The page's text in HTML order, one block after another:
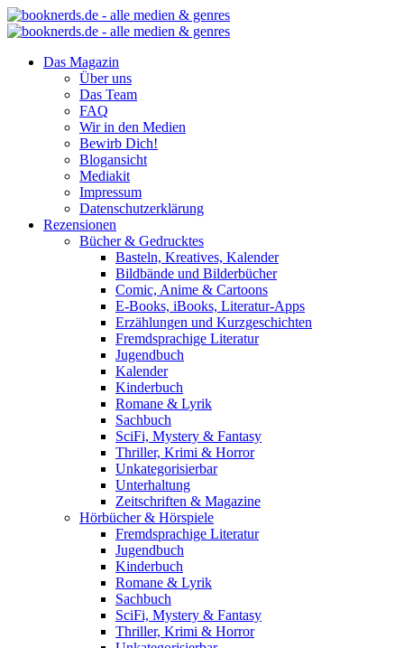
Das Magazin
Über uns
Das Team
FAQ
Wir in den Medien
Bewirb Dich!
Blogansicht
Mediakit
Impressum
Datenschutzerklärung
Rezensionen
Bücher & Gedrucktes
Basteln, Kreatives, Kalender
Bildbände und Bilderbücher
Comic, Anime & Cartoons
E-Books, iBooks, Literatur-Apps
Erzählungen und Kurzgeschichten
Fremdsprachige Literatur
Jugendbuch
Kalender
Kinderbuch
Romane & Lyrik
Sachbuch
SciFi, Mystery & Fantasy
Thriller, Krimi & Horror
Unkategorisierbar
Unterhaltung
Zeitschriften & Magazine
Hörbücher & Hörspiele
Fremdsprachige Literatur
Jugendbuch
Kinderbuch
Romane & Lyrik
Sachbuch
SciFi, Mystery & Fantasy
Thriller, Krimi & Horror